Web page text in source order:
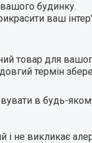
будинку.
ваш
товар для
термін
в будь-
і не викликає